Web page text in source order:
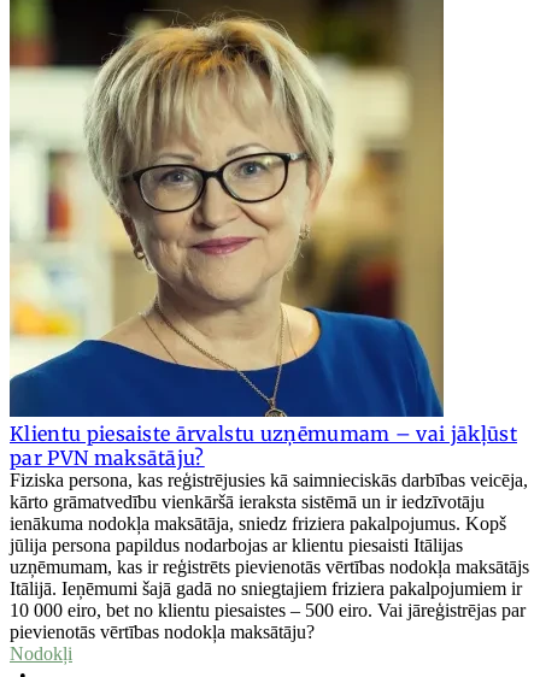
Klientu piesaiste ārvalstu uzņēmumam – vai jākļūst
par PVN maksātāju?
Fiziska persona, kas reģistrējusies kā saimnieciskās darbības veicēja,
kārto grāmatvedību vienkāršā ieraksta sistēmā un ir iedzīvotāju
ienākuma nodokļa maksātāja, sniedz friziera pakalpojumus. Kopš
jūlija persona papildus nodarbojas ar klientu piesaisti Itālijas
uzņēmumam, kas ir reģistrēts pievienotās vērtības nodokļa maksātājs
Itālijā. Ieņēmumi šajā gadā no sniegtajiem friziera pakalpojumiem ir
10 000 eiro, bet no klientu piesaistes – 500 eiro. Vai jāreģistrējas par
pievienotās vērtības nodokļa maksātāju?
Nodokļi